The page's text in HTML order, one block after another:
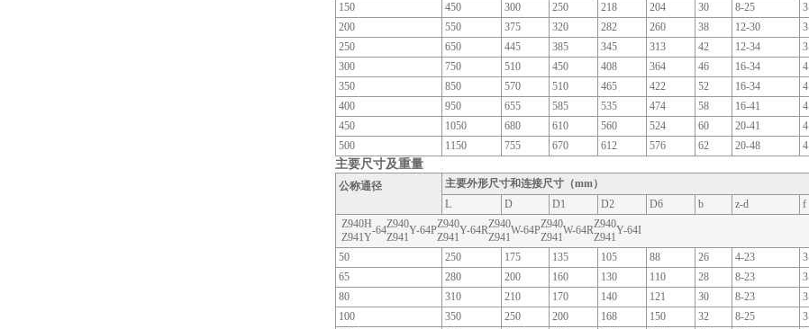
150
450 300 250 218 204 30 8-25 3
200
550 375 320 282 260 38 12-30 3
250
650 445 385 345 313 42 12-34 3
300
750 510 450 408 364 46 16-34 4
350
850 570 510 465 422 52 16-34 4
400
950 655 585 535 474 58 16-41 4
450
1050 680 610 560 524 60 20-41 4
500
1150 755 670 612 576 62 20-48 4
主要尺寸及重量
公称通径 主要外形尺寸和连接尺寸（mm）
L
D D1 D2 D6 b z-d f
Z940H-64Z940Y-64PZ940Y-64RZ940W-64PZ940W-64RZ940Y-64I
Z941Y Z941 Z941 Z941 Z941
Z941
50
250 175 135 105 88 26 4-23 3
65
280 200 160 130 110 28 8-23 3
80
310 210 170 140 121 30 8-23 3
100
350 250 200 168 150 32 8-25 3